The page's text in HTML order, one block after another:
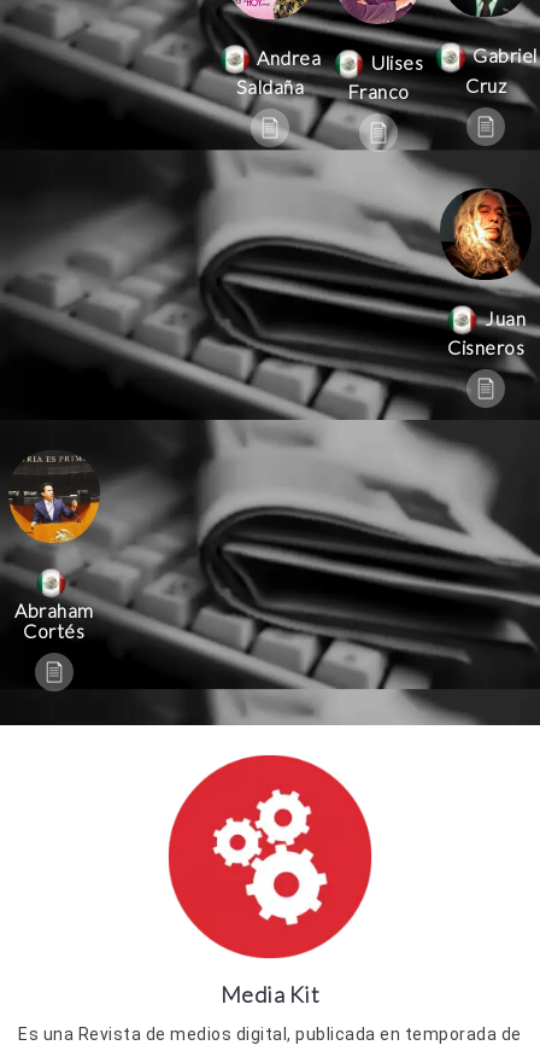
Andrea
Saldaña
Ulises
Franco
Gabriel
Cruz
Juan
Cisneros
Abraham
Cortés
Media Kit
Es una Revista de medios digital, publicada en temporada de